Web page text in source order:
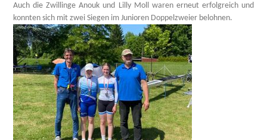
Auch die Zwillinge Anouk und Lilly Moll waren erneut erfolgreich und
konnten sich mit zwei Siegen im Junioren Doppelzweier belohnen.